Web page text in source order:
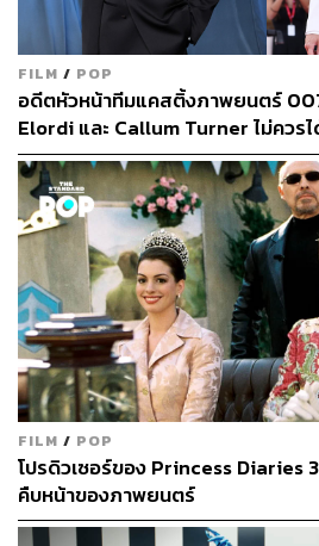
FILM / POP
อดีตหัวหน้าทีมแคสติ้งภาพยนตร์
Elordi และ Callum Turner ไม่ควร
คนต่อไป
FILM / POP
โปรดิวเซอร์ของ Princess Diaries
คืบหน้าของภาพยนตร์